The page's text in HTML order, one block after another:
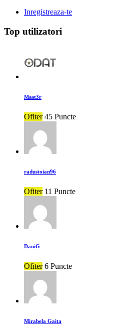
Inregistreaza-te
Top utilizatori
Mast3r
Ofiter 45 Puncte
radustoian96
Ofiter 11 Puncte
DaniG
Ofiter 6 Puncte
Mirabela Gaita